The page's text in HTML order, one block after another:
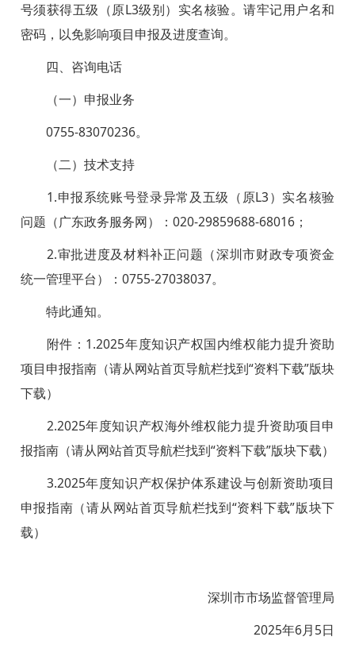
号须获得五级（原L3级别）实名核验。请牢记用户名和
密码，以免影响项目申报及进度查询。
四、咨询电话
（一）申报业务
0755-83070236。
（二）技术支持
1.申报系统账号登录异常及五级（原L3）实名核验
问题（广东政务服务网）：020-29859688-68016；
2.审批进度及材料补正问题（深圳市财政专项资金
统一管理平台）：0755-27038037。
特此通知。
附件：1.2025年度知识产权国内维权能力提升资助
项目申报指南（请从网站首页导航栏找到“资料下载”版块
下载）
2.2025年度知识产权海外维权能力提升资助项目申
报指南（请从网站首页导航栏找到“资料下载”版块下载）
3.2025年度知识产权保护体系建设与创新资助项目
申报指南 （请从网站首页导航栏找到“资料下载”版块下
载）
深圳市市场监督管理局
2025年6月5日